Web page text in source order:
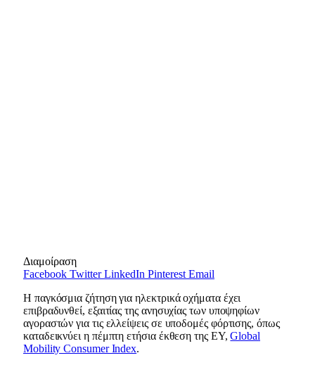
Διαμοίραση
Facebook Twitter LinkedIn Pinterest Email
Η παγκόσμια ζήτηση για ηλεκτρικά οχήματα έχει
επιβραδυνθεί, εξαιτίας της ανησυχίας των υποψηφίων
αγοραστών για τις ελλείψεις σε υποδομές φόρτισης, όπως
καταδεικνύει η πέμπτη ετήσια έκθεση της EY,Global
Mobility Consumer Index.